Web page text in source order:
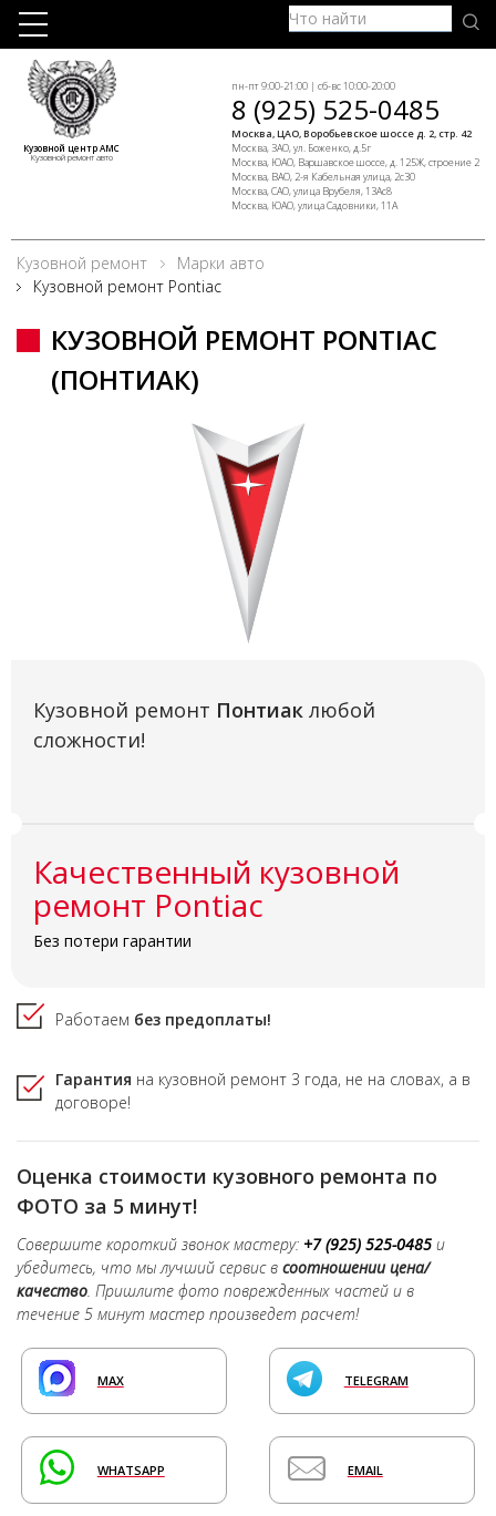
Кузовной центр АМС
Кузовной ремонт авто
пн-пт 9:00-21:00 | сб-вс 10:00-20:00
8 (925) 525-0485
Москва, ЦАО, Воробьевское шоссе д. 2, стр. 42
Москва, ЗАО, ул. Боженко, д.5г
Москва, ЮАО, Варшавское шоссе, д. 125Ж, строение 2
Москва, ВАО, 2-я Кабельная улица, 2с30
Москва, САО, улица Врубеля, 13Ас8
Москва, ЮАО, улица Садовники, 11А
Кузовной ремонт
Марки авто
Кузовной ремонт Pontiac
КУЗОВНОЙ РЕМОНТ PONTIAC
(ПОНТИАК)
Кузовной ремонт Понтиак любой
сложности!
Качественный кузовной
ремонт Pontiac
Без потери гарантии
Работаем без предоплаты!
Гарантия на кузовной ремонт 3 года, не на словах, а в
договоре!
Оценка стоимости кузовного ремонта по
ФОТО за 5 минут!
Совершите короткий звонок мастеру: +7 (925) 525-0485 и
убедитесь, что мы лучший сервис в соотношении цена/
качество. Пришлите фото поврежденных частей и в
течение 5 минут мастер произведет расчет!
MAX TELEGRAM
WHATSAPP EMAIL